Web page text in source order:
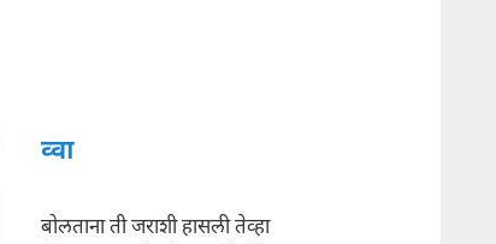
व्वा
बोलताना ती जराशी हासली तेव्हा